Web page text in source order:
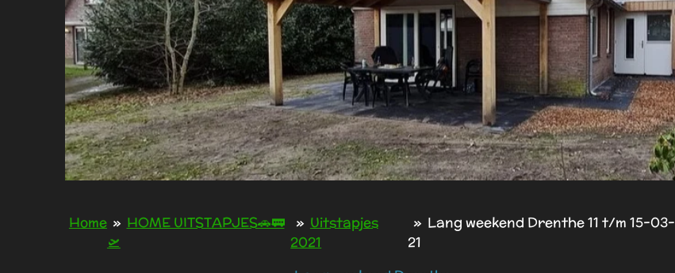
Home » HOME UITSTAPJES🚗🚃
🛫
» Uitstapjes
2021
» Lang weekend Drenthe 11 t/m 15-03-
21